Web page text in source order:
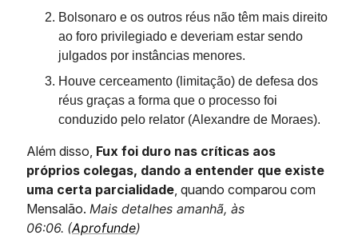
Bolsonaro e os outros réus não têm mais direito
ao foro privilegiado e deveriam estar sendo
julgados por instâncias menores.
Houve cerceamento (limitação) de defesa dos
réus graças a forma que o processo foi
conduzido pelo relator (Alexandre de Moraes).
Além disso, Fux foi duro nas críticas aos
próprios colegas, dando a entender que existe
uma certa parcialidade, quando comparou com
Mensalão. Mais detalhes amanhã, às
06:06. (Aprofunde)